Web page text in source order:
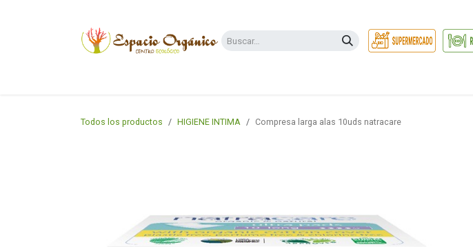
Todos los productos HIGIENE INTIMA Compresa larga alas 10uds natracare